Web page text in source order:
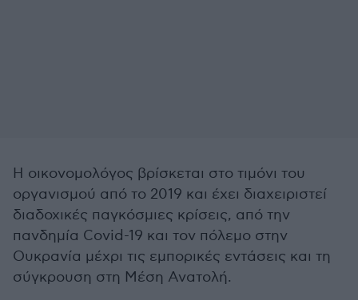
Η οικονομολόγος βρίσκεται στο τιμόνι του
οργανισμού από το 2019 και έχει διαχειριστεί
διαδοχικές παγκόσμιες κρίσεις, από την
πανδημία Covid-19 και τον πόλεμο στην
Ουκρανία μέχρι τις εμπορικές εντάσεις και τη
σύγκρουση στη Μέση Ανατολή.